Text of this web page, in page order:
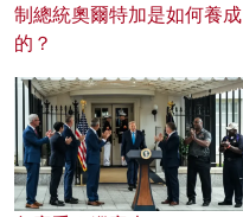
制總統奧爾特加是如何養成
的？